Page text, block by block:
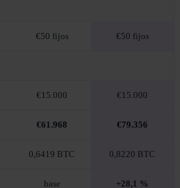
€50 fijos €50 fijos
€15.000 €15.000
€61.968 €79.356
0,6419 BTC 0,8220 BTC
base +28,1 %